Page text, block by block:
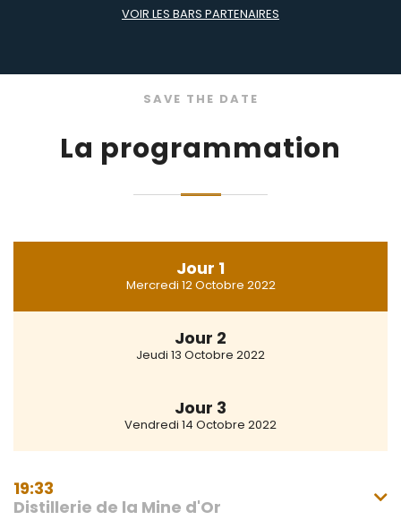
VOIR LES BARS PARTENAIRES
SAVE THE DATE
La programmation
Jour 1
Mercredi 12 Octobre 2022
Jour 2
Jeudi 13 Octobre 2022
Jour 3
Vendredi 14 Octobre 2022
19:33
Distillerie de la Mine d'Or
